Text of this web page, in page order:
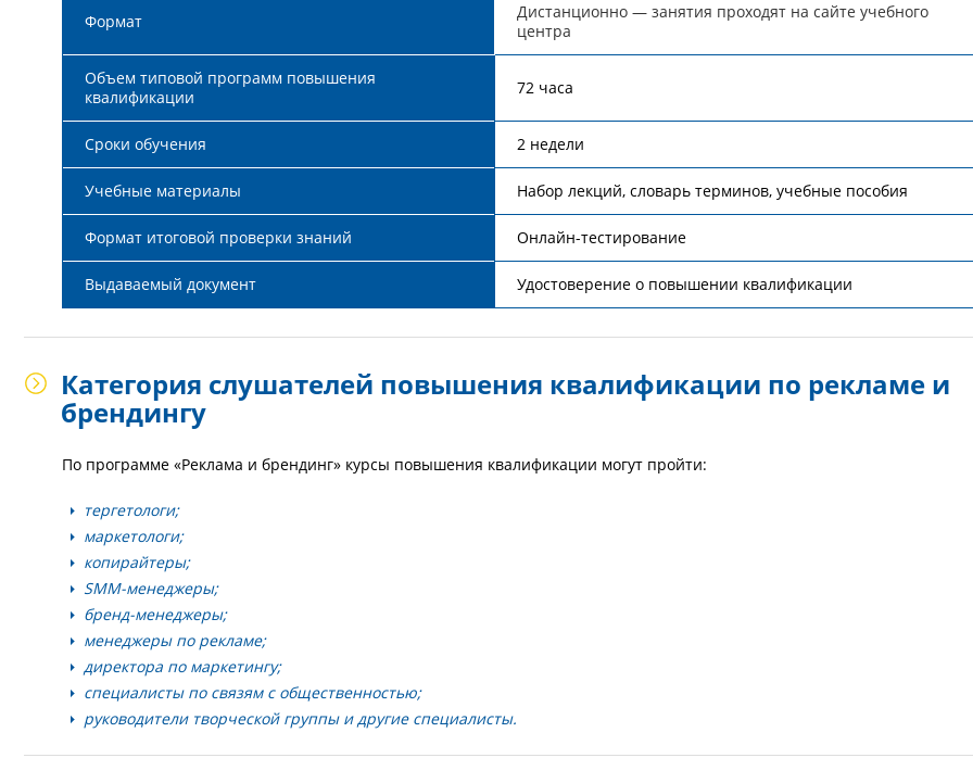
Формат
Дистанционно — занятия проходят на сайте учебного
центра
Объем типовой программ повышения
квалификации
72 часа
Сроки обучения 2 недели
Учебные материалы Набор лекций, словарь терминов, учебные пособия
Формат итоговой проверки знаний Онлайн-тестирование
Выдаваемый документ Удостоверение о повышении квалификации
Категория слушателей повышения квалификации по рекламе и
брендингу
По программе «Реклама и брендинг» курсы повышения квалификации могут пройти:
тергетологи;
маркетологи;
копирайтеры;
SMM-менеджеры;
бренд-менеджеры;
менеджеры по рекламе;
директора по маркетингу;
специалисты по связям с общественностью;
руководители творческой группы и другие специалисты.